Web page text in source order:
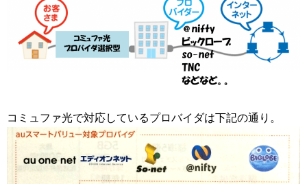
コミュファ光で対応しているプロバイダは下記の通り。